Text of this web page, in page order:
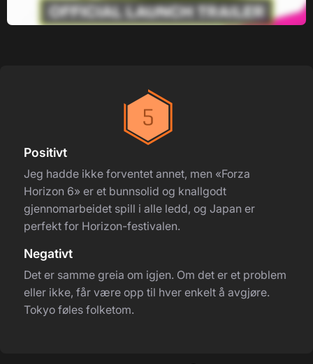
Positivt
Jeg hadde ikke forventet annet, men «Forza
Horizon 6» er et bunnsolid og knallgodt
gjennomarbeidet spill i alle ledd, og Japan er
perfekt for Horizon-festivalen.
Negativt
Det er samme greia om igjen. Om det er et problem
eller ikke, får være opp til hver enkelt å avgjøre.
Tokyo føles folketom.